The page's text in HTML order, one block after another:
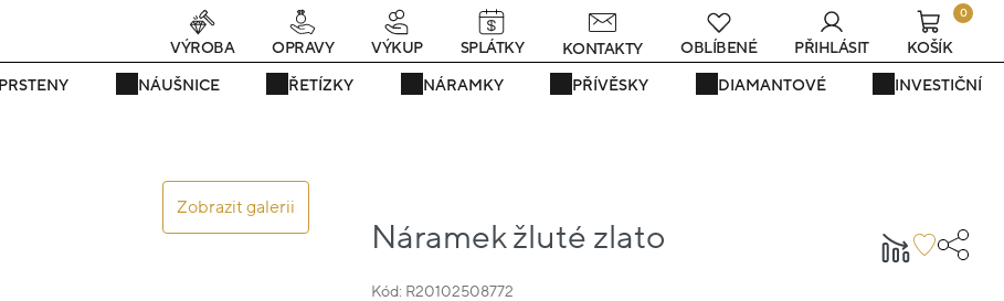
Právě teď! - 20 % na vše! Kód: SRPEN20 25 dní : 19h : 39m : 05s
PRSTENY NÁUŠNICE ŘETÍZKY NÁRAMKY PŘÍVĚSKY DIAMANTOVÉ INVESTIČNÍ
VÝROBA OPRAVY VÝKUP SPLÁTKY KONTAKTY OBLÍBENÉ PŘIHLÁSIT
0
KOŠÍK
Zobrazit galerii
Náramek žluté zlato
Kód: R20102508772